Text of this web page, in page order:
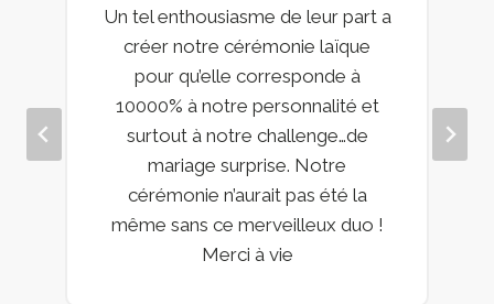
Un tel enthousiasme de leur part a
créer notre cérémonie laïque
pour qu’elle corresponde à
10000% à notre personnalité et
surtout à notre challenge…de
mariage surprise. Notre
cérémonie n’aurait pas été la
même sans ce merveilleux duo !
Merci à vie